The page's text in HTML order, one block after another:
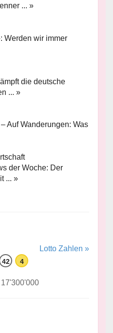
... »
Werden wir immer
die deutsche
... »
Auf Wanderungen: Was
der Woche: Der
... »
Lotto Zahlen »
42 4